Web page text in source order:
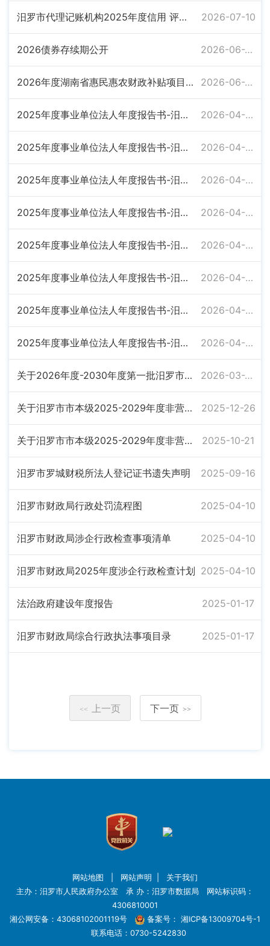
汨罗市代理记账机构2025年度信用 评价（试点）结果公示 2026-07-10
2026债券存续期公开 2026-06-26
2026年度湖南省惠民惠农财政补贴项目清单 2026-06-23
2025年度事业单位法人年度报告书-汨罗市政府债务监测中心 2026-04-02
2025年度事业单位法人年度报告书-汨罗市政府和社会资本合作中心 2026-04-02
2025年度事业单位法人年度报告书-汨罗市政府采购管理办公室 2026-04-02
2025年度事业单位法人年度报告书-汨罗市乡镇财政服务中心 2026-04-02
2025年度事业单位法人年度报告书-汨罗市城市建设资金服务中心 2026-04-02
2025年度事业单位法人年度报告书-汨罗市财政信息中心 2026-04-02
2025年度事业单位法人年度报告书-汨罗市财政投资评审中心 2026-04-02
2025年度事业单位法人年度报告书-汨罗市财政统一发放工资中心 2026-04-02
关于2026年度-2030年度第一批汨罗市市本级非营利组织免税资格名单的公示 2026-03-20
关于汨罗市市本级2025-2029年度非营利组织免税资格认定（第二批）的名单公示 2025-12-26
关于汨罗市市本级2025-2029年度非营利组织免税资格认定（第一批）的名单公示 2025-10-21
汨罗市罗城财税所法人登记证书遗失声明 2025-09-16
汨罗市财政局行政处罚流程图 2025-04-10
汨罗市财政局涉企行政检查事项清单 2025-04-10
汨罗市财政局2025年度涉企行政检查计划 2025-04-10
法治政府建设年度报告 2025-01-17
汨罗市财政局综合行政执法事项目录 2025-01-17
<< 上一页 下一页 >>
网站地图 网站声明
关于我们
主办：汨罗市人民政府办公室 承 办：汨罗市数据局 网站标识码：
4306810001
湘公网安备：43068102001119号
备案号： 湘ICP备13009704号-1
联系电话：0730-5242830